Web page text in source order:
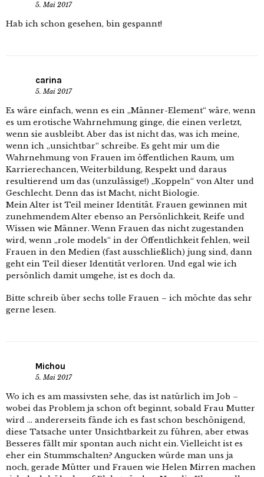
5. Mai 2017
Hab ich schon gesehen, bin gespannt!
carina
5. Mai 2017
Es wäre einfach, wenn es ein „Männer-Element“ wäre, wenn
es um erotische Wahrnehmung ginge, die einen verletzt,
wenn sie ausbleibt. Aber das ist nicht das, was ich meine,
wenn ich „unsichtbar“ schreibe. Es geht mir um die
Wahrnehmung von Frauen im öffentlichen Raum, um
Karrierechancen, Weiterbildung, Respekt und daraus
resultierend um das (unzulässige!) „Koppeln“ von Alter und
Geschlecht. Denn das ist Macht, nicht Biologie.
Mein Alter ist Teil meiner Identität. Frauen gewinnen mit
zunehmendem Alter ebenso an Persönlichkeit, Reife und
Wissen wie Männer. Wenn Frauen das nicht zugestanden
wird, wenn „role models“ in der Öffentlichkeit fehlen, weil
Frauen in den Medien (fast ausschließlich) jung sind, dann
geht ein Teil dieser Identität verloren. Und egal wie ich
persönlich damit umgehe, ist es doch da.
Bitte schreib über sechs tolle Frauen – ich möchte das sehr
gerne lesen.
Michou
5. Mai 2017
Wo ich es am massivsten sehe, das ist natürlich im Job –
wobei das Problem ja schon oft beginnt, sobald Frau Mutter
wird … andererseits fände ich es fast schon beschönigend,
diese Tatsache unter Unsichtbarkeit zu führen, aber etwas
Besseres fällt mir spontan auch nicht ein. Vielleicht ist es
eher ein Stummschalten? Angucken würde man uns ja
noch, gerade Mütter und Frauen wie Helen Mirren machen